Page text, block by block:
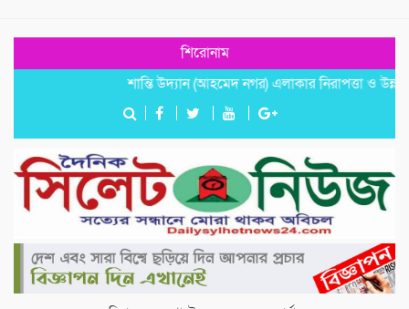
শিরোনাম
শান্তি উদ্যান (আহমেদ নগর) এলাকার নিরাপত্তা ও